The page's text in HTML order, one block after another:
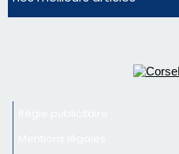
Nous contacter